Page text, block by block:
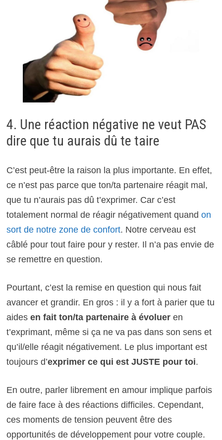
4. Une réaction négative ne veut PAS
dire que tu aurais dû te taire
C’est peut-être la raison la plus importante. En effet,
ce n’est pas parce que ton/ta partenaire réagit mal,
que tu n’aurais pas dû t’exprimer. Car c’est
totalement normal de réagir négativement quand on
sort de notre zone de confort. Notre cerveau est
câblé pour tout faire pour y rester. Il n’a pas envie de
se remettre en question.
Pourtant, c’est la remise en question qui nous fait
avancer et grandir. En gros : il y a fort à parier que tu
aidesen fait ton/ta partenaire à évolueren
t’exprimant, même si ça ne va pas dans son sens et
qu’il/elle réagit négativement. Le plus important est
toujours d’exprimer ce qui est JUSTE pour toi.
En outre, parler librement en amour implique parfois
de faire face à des réactions difficiles. Cependant,
ces moments de tension peuvent être des
opportunités de développement pour votre couple.